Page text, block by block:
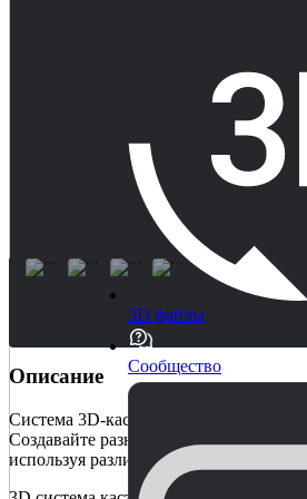
3D файлы
Сообщество
Описание
Система 3D-кастомизации
Создавайте разнообразных
используя различные комбинации